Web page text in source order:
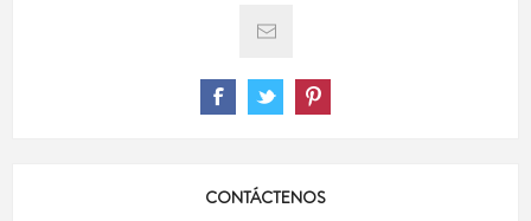
CONTÁCTENOS